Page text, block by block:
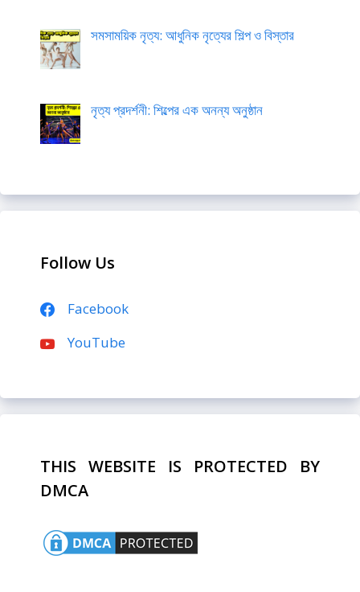
সমসাময়িক নৃত্য: আধুনিক নৃত্যের শিল্প ও বিস্তার
নৃত্য প্রদর্শনী: শিল্পের এক অনন্য অনুষ্ঠান
Follow Us
Facebook
YouTube
THIS WEBSITE IS PROTECTED BY
DMCA